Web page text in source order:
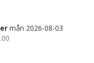
mån 2026-08-03